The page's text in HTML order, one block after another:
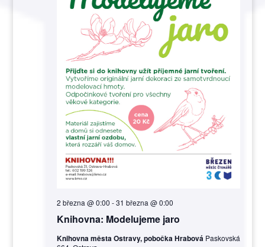
Knihovna: Modelujeme jaro
2 března @ 0:00 -31 března @ 0:00
Knihovna města Ostravy, pobočka Hrabová Paskovská